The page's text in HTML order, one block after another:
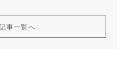
事一覧へ